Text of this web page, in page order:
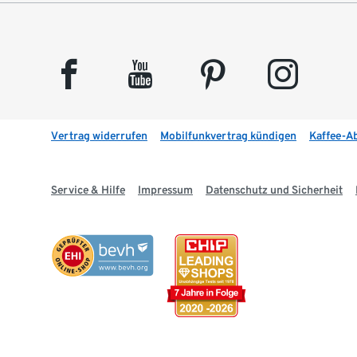
facebook youtube pinterest instagram
Vertrag widerrufen Mobilfunkvertrag kündigen Kaffee-
Service & Hilfe Impressum Datenschutz und Sicherheit